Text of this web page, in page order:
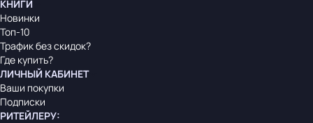
КНИГИ
Новинки
Топ-10
Трафик без скидок?
Где купить?
ЛИЧНЫЙ КАБИНЕТ
Ваши покупки
Подписки
РИТЕЙЛЕРУ: